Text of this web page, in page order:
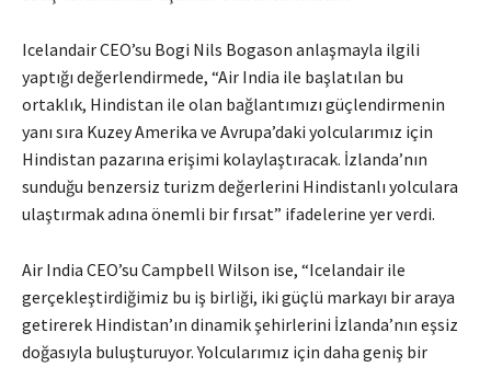
Icelandair CEO’su Bogi Nils Bogason anlaşmayla ilgili
yaptığı değerlendirmede, “Air India ile başlatılan bu
ortaklık, Hindistan ile olan bağlantımızı güçlendirmenin
yanı sıra Kuzey Amerika ve Avrupa’daki yolcularımız için
Hindistan pazarına erişimi kolaylaştıracak. İzlanda’nın
sunduğu benzersiz turizm değerlerini Hindistanlı yolculara
ulaştırmak adına önemli bir fırsat” ifadelerine yer verdi.
Air India CEO’su Campbell Wilson ise, “Icelandair ile
gerçekleştirdiğimiz bu iş birliği, iki güçlü markayı bir araya
getirerek Hindistan’ın dinamik şehirlerini İzlanda’nın eşsiz
doğasıyla buluşturuyor. Yolcularımız için daha geniş bir